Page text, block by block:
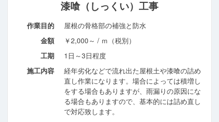
漆喰（しっくい）工事
作業目的
屋根の骨格部の補強と防水
金額
￥2,000～ / ｍ（税別）
工期
1日～3日程度
施工内容
経年劣化などで流れ出た屋根土や漆喰の詰め
直し作業になります。場合によっては積増し
をする場合もありますが、雨漏りの原因にな
る場合もありますので、基本的には詰め直し
で対応致します。